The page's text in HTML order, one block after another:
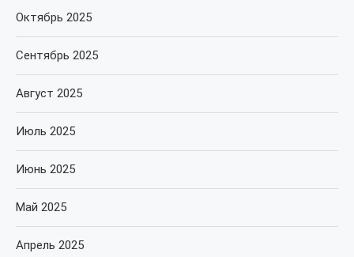
Октябрь 2025
Сентябрь 2025
Август 2025
Июль 2025
Июнь 2025
Май 2025
Апрель 2025